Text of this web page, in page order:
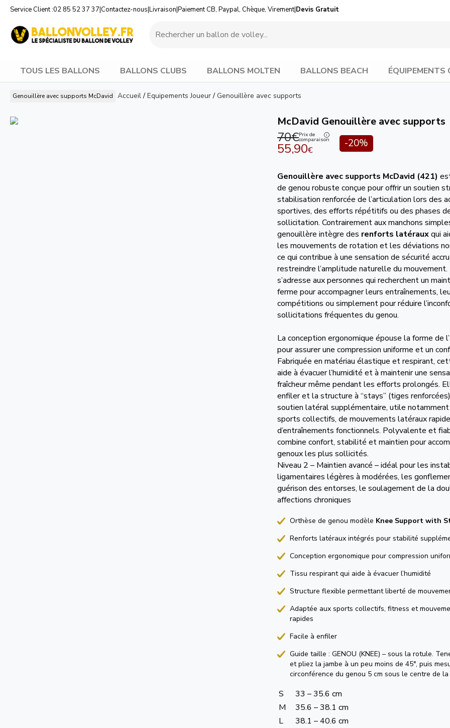
Service Client :02 85 52 37 37|Contactez-nous|Livraison|Paiement CB, Paypal, Chèque, Virement|Devis Gratuit
TOUS LES BALLONS BALLONS CLUBS BALLONS MOLTEN BALLONS BEACH ÉQUIPEMENTS
Genouillère avec supports McDavid Accueil / Equipements Joueur / Genouillère avec supports
McDavid Genouillère avec supports
70€Prix de
comparaison
55,90€ -20%
Genouillère avec supports McDavid (421)
de genou robuste conçue pour offrir un soutien
stabilisation renforcée de l’articulation lors des
sportives, des efforts répétitifs ou des phases
sollicitation. Contrairement aux manchons
genouillère intègre des renforts latérauxqui
les mouvements de rotation et les déviations
ce qui contribue à une sensation de sécurité
restreindre l’amplitude naturelle du
s’adresse aux personnes qui recherchent un
ferme pour accompagner leurs entraînements,
compétitions ou simplement pour réduire
sollicitations fréquentes du genou.
La conception ergonomique épouse la forme de
pour assurer une compression uniforme et un
Fabriquée en matériau élastique et respirant,
aide à évacuer l’humidité et à maintenir une
fraîcheur même pendant les efforts prolongés.
enfiler et la structure à “stays” (tiges
soutien latéral supplémentaire, utile
sports collectifs, de mouvements latéraux
d’entraînements fonctionnels. Polyvalente et
combine confort, stabilité et maintien pour
genoux les plus sollicités.
Niveau 2 – Maintien avancé – idéal pour les
ligamentaires légères à modérées, les
guérison des entorses, le soulagement de la
affections chroniques
Orthèse de genou modèle Knee Support with
Renforts latéraux intégrés pour stabilité
Conception ergonomique pour compression
Tissu respirant qui aide à évacuer l’humidité
Structure flexible permettant liberté de
Adaptée aux sports collectifs, fitness et
rapides
Facile à enfiler
Guide taille : GENOU (KNEE) – sous la rotule.
et pliez la jambe à un peu moins de 45°, puis
circonférence du genou 5 cm sous le centre de
S
33 – 35.6 cm
M
35.6 – 38.1 cm
L
38.1 – 40.6 cm